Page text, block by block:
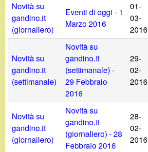
Novità su
gandino.it
(giornaliero)
Eventi di oggi - 1
Marzo 2016
01-
03-
2016
Novità su
gandino.it
(settimanale)
Novità su
gandino.it
(settimanale) -
29 Febbraio
2016
29-
02-
2016
Novità su
gandino.it
(giornaliero)
Novità su
gandino.it
(giornaliero) - 28
Febbraio 2016
28-
02-
2016